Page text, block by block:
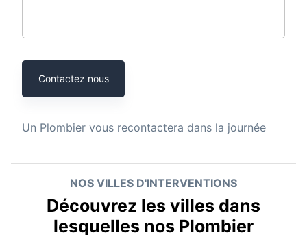
Contactez nous
Un Plombier vous recontactera dans la journée
NOS VILLES D'INTERVENTIONS
Découvrez les villes dans
lesquelles nos Plombier